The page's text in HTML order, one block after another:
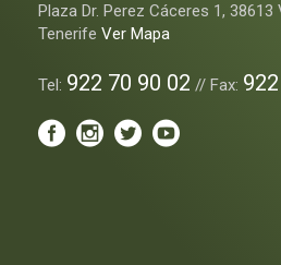
Plaza Dr. Perez Cáceres 1,
Tenerife Ver Mapa
Tel: 922 70 90 02 // Fax: